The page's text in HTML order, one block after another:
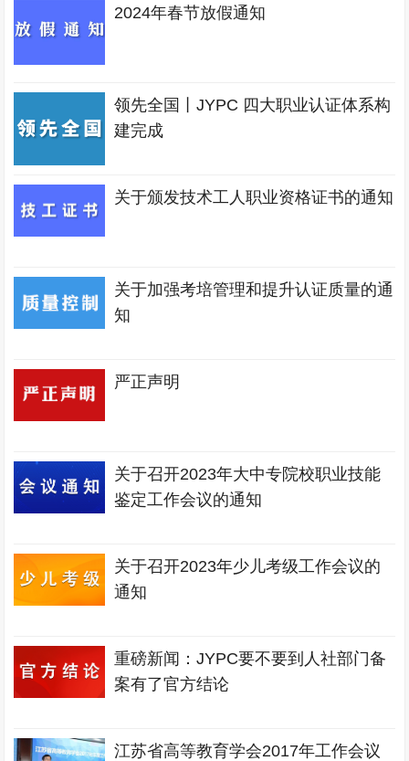
2024年春节放假通知
领先全国丨JYPC 四大职业认证体系构
建完成
关于颁发技术工人职业资格证书的通知
关于加强考培管理和提升认证质量的通
知
严正声明
关于召开2023年大中专院校职业技能
鉴定工作会议的通知
关于召开2023年少儿考级工作会议的
通知
重磅新闻：JYPC要不要到人社部门备
案有了官方结论
江苏省高等教育学会2017年工作会议